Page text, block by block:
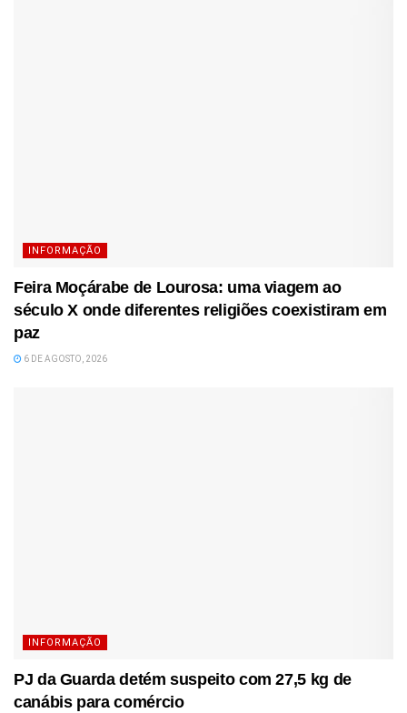
INFORMAÇÃO
Feira Moçárabe de Lourosa: uma viagem ao
século X onde diferentes religiões coexistiram em
paz
6 DE AGOSTO, 2026
INFORMAÇÃO
PJ da Guarda detém suspeito com 27,5 kg de
canábis para comércio